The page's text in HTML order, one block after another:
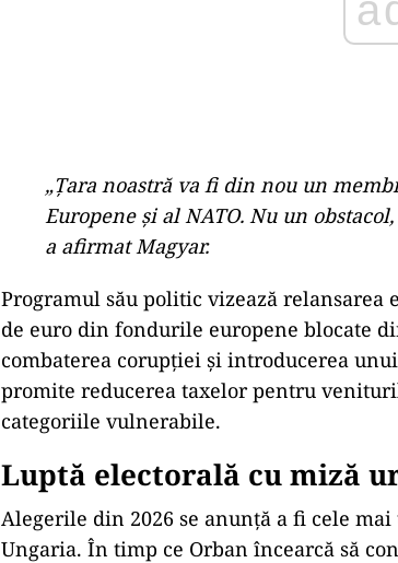
„Țara noastră va fi din nou un
Europene și al NATO. Nu un
a afirmat Magyar.
Programul său politic vizează
de euro din fondurile europene blocate
combaterea corupției și introducerea
promite reducerea taxelor pentru
categoriile vulnerabile.
Luptă electorală cu miză
Alegerile din 2026 se anunță a fi cele
Ungaria. În timp ce Orban încearcă să